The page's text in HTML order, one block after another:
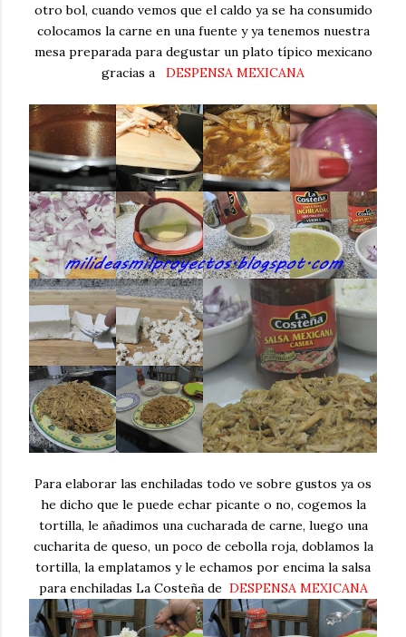
otro bol, cuando vemos que el caldo ya se ha consumido
colocamos la carne en una fuente y ya tenemos nuestra
mesa preparada para degustar un plato típico mexicano
gracias a DESPENSA MEXICANA
Para elaborar las enchiladas todo ve sobre gustos ya os
he dicho que le puede echar picante o no, cogemos la
tortilla, le añadimos una cucharada de carne, luego una
cucharita de queso, un poco de cebolla roja, doblamos la
tortilla, la emplatamos y le echamos por encima la salsa
para enchiladas La Costeña de DESPENSA MEXICANA